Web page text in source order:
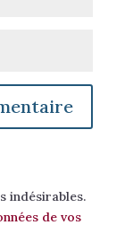
indésirables.
de vos